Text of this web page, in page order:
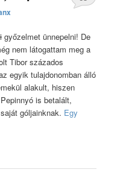
győzelmet ünnepelni! De
nem látogattam meg a
Tibor százados
egyik tulajdonomban álló
alakult, hiszen
is betalált,
góljainknak. Egy